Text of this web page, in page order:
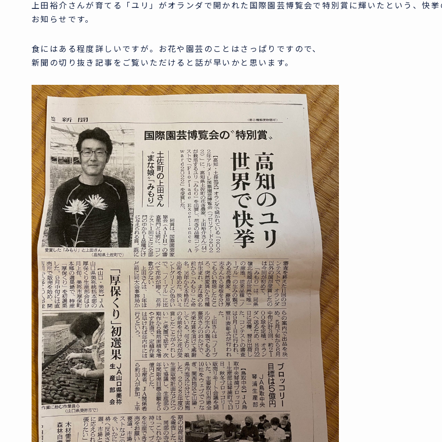
上田裕介さんが育てる「ユリ」がオランダで開かれた国際園芸博覧会で特別賞に輝いたという、快
お知らせです。
食にはある程度詳しいですが。お花や園芸のことはさっぱりですので、
新聞の切り抜き記事をご覧いただけると話が早いかと思います。